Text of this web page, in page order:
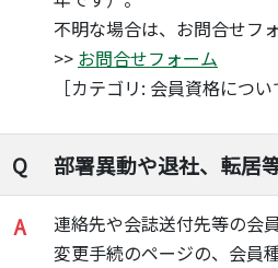
不明な場合は、お問合せフ
>> お問合せフォーム
［カテゴリ: 会員資格につい
Q 部署異動や退社、転居
A
連絡先や会誌送付先等の会
変更手続のページの、会員